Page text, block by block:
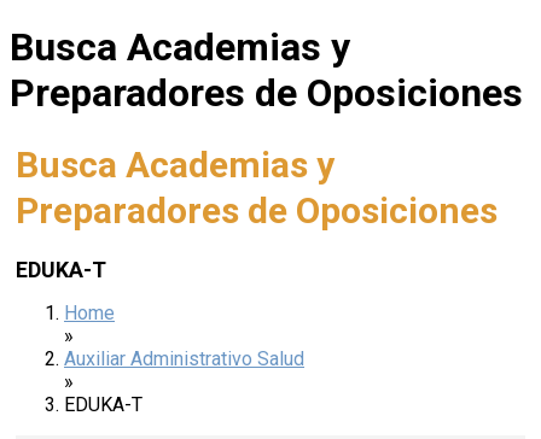
Busca Academias y
Preparadores de Oposiciones
Busca Academias y
Preparadores de Oposiciones
EDUKA-T
Home
»
Auxiliar Administrativo Salud
»
EDUKA-T